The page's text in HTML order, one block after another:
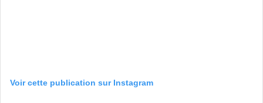
Voir cette publication sur Instagram